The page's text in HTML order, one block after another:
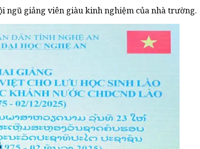
ngũ giảng viên giàu kinh nghiệm của nhà trường.